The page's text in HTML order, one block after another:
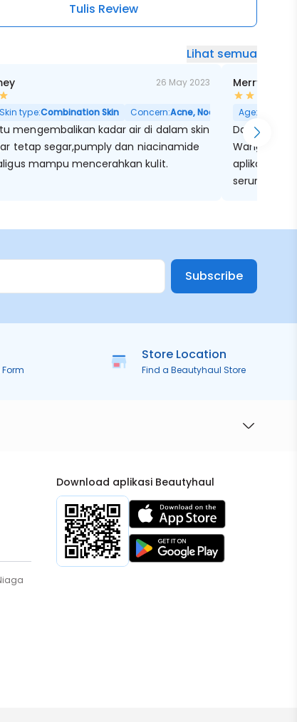
Tulis Review
Lihat semua
26 May 2023
Skin type:Combination Skin Concern:Acne, Noda Hitam, Pori Besar
mengembalikan kadar air di dalam skin
tetap segar,pumply dan niacinamide
mampu mencerahkan kulit.
Merry
Age:
Dari
Wanginya
aplikasikan
serum yg
Subscribe
Store Location
Find a Beautyhaul Store
Download aplikasi Beautyhaul